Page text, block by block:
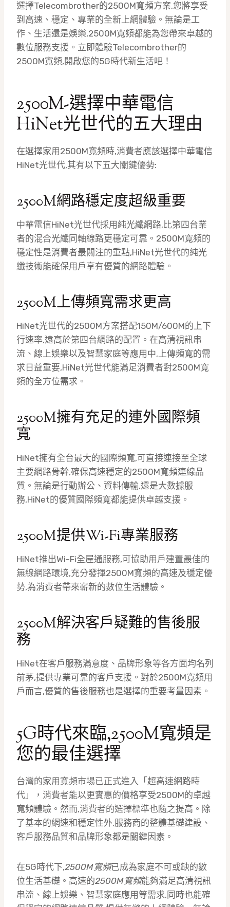
選擇Telecombrother的2500M寬頻方案,您將享受
到高速、穩定、專業的全新上網體驗。無論是工
作、生活還是娛樂,2500M寬頻都能為您帶來卓越的
數位服務支援。立即體驗Telecombrother的
2500M寬頻,開啟您的5G時代新生活吧！
2500M-選擇中華電信
HiNet光世代的五大理由
在選擇家用2500M寬頻時,消費者應該選擇中華電信
HiNet光世代,其有以下五大關鍵優勢:
2500M網路穩定度超級重要
中華電信HiNet光世代採用純光纖網路,比第四台業
者的混合光纖同軸線路更穩定可靠。2500M寬頻的
穩定性是消費者最關注的重點,HiNet光世代的純光
纖技術能確保用戶享有優質的網路體驗。
2500M上傳頻寬需求更高
HiNet光世代的2500M方案搭配150M/600M的上下
行速率,遠高於第四台網路的配置。在高清視訊串
流、線上娛樂以及智慧家庭等應用中,上傳頻寬的需
求日益重要,HiNet光世代能滿足消費者對2500M寬
頻的全方位需求。
2500M擁有充足的連外國際頻
寬
HiNet擁有全台最大的國際頻寬,可直接連接至全球
主要網路骨幹,確保高速穩定的2500M寬頻連線品
質。無論是行動辦公、資料傳輸,還是大數據服
務,HiNet的優質國際頻寬都能提供卓越支援。
2500M提供Wi-Fi專業服務
HiNet推出Wi-Fi全屋通服務,可協助用戶建置最佳的
無線網路環境,充分發揮2500M寬頻的高速及穩定優
勢,為消費者帶來嶄新的數位生活體驗。
2500M解決客戶疑難的售後服
務
HiNet在客戶服務滿意度、品牌形象等各方面均名列
前茅,提供專業可靠的客戶支援。對於2500M寬頻用
戶而言,優質的售後服務也是選擇的重要考量因素。
5G時代來臨,2500M寬頻是
您的最佳選擇
台灣的家用寬頻市場已正式進入「超高速網路時
代」，消費者能以更實惠的價格享受2500M的卓越
寬頻體驗。然而,消費者的選擇標準也隨之提高。除
了基本的網速和穩定性外,服務商的整體基礎建設、
客戶服務品質和品牌形象都是關鍵因素。
在5G時代下,2500M寬頻已成為家庭不可或缺的數
位生活基礎。高速的2500M寬頻能夠滿足高清視訊
串流、線上娛樂、智慧家庭應用等需求,同時也能確